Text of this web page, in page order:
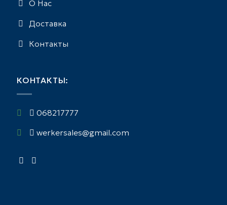
О Нас
Доставка
Контакты
КОНТАКТЫ:
068217777
werkersales@gmail.com